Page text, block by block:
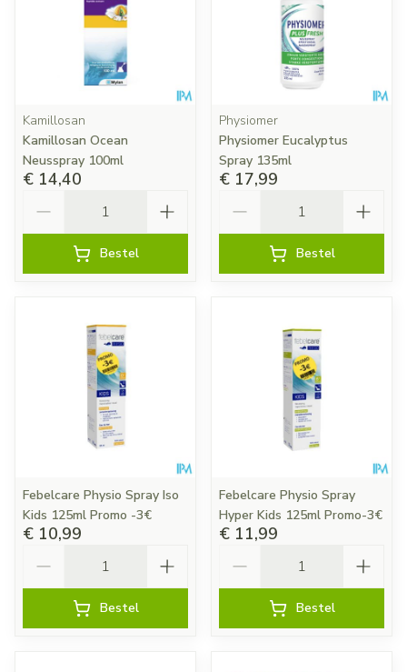
Kamillosan
Kamillosan Ocean
Neusspray 100ml
€ 14,40
Bestel
Physiomer
Physiomer Eucalyptus
Spray 135ml
€ 17,99
Bestel
Febelcare Physio Spray Iso
Kids 125ml Promo -3€
€ 10,99
Bestel
Febelcare Physio Spray
Hyper Kids 125ml Promo-3€
€ 11,99
Bestel